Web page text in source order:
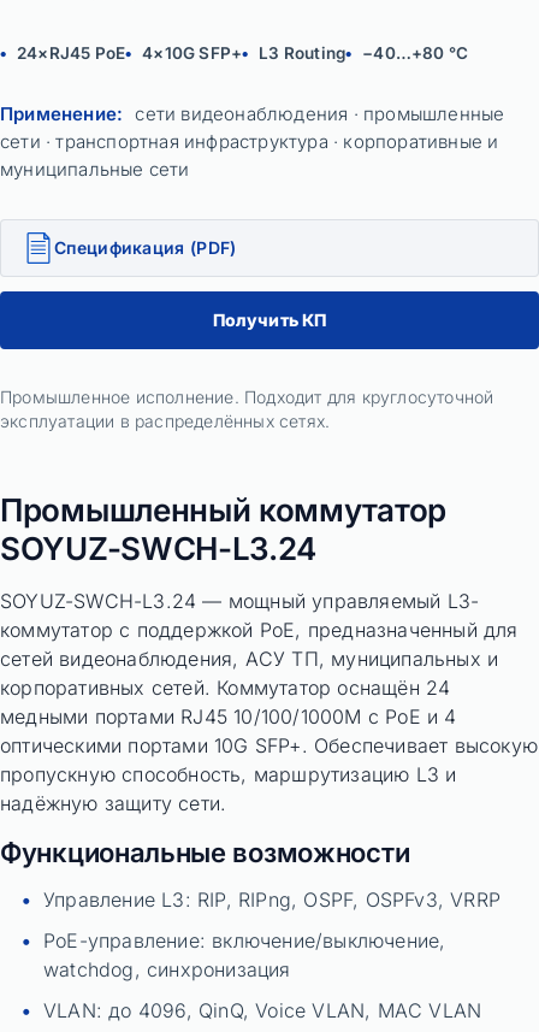
24×RJ45 PoE 4×10G SFP+ L3 Routing −40…+80 °C
Применение: сети видеонаблюдения · промышленные
сети · транспортная инфраструктура · корпоративные и
муниципальные сети
Спецификация (PDF)
Получить КП
Промышленное исполнение. Подходит для круглосуточной
эксплуатации в распределённых сетях.
Промышленный коммутатор
SOYUZ-SWCH-L3.24
SOYUZ-SWCH-L3.24 — мощный управляемый L3-
коммутатор с поддержкой PoE, предназначенный для
сетей видеонаблюдения, АСУ ТП, муниципальных и
корпоративных сетей. Коммутатор оснащён 24
медными портами RJ45 10/100/1000M с PoE и 4
оптическими портами 10G SFP+. Обеспечивает высокую
пропускную способность, маршрутизацию L3 и
надёжную защиту сети.
Функциональные возможности
Управление L3: RIP, RIPng, OSPF, OSPFv3, VRRP
PoE-управление: включение/выключение,
watchdog, синхронизация
VLAN: до 4096, QinQ, Voice VLAN, MAC VLAN